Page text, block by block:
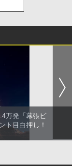
万発「幕張ビ
ト目白押し！